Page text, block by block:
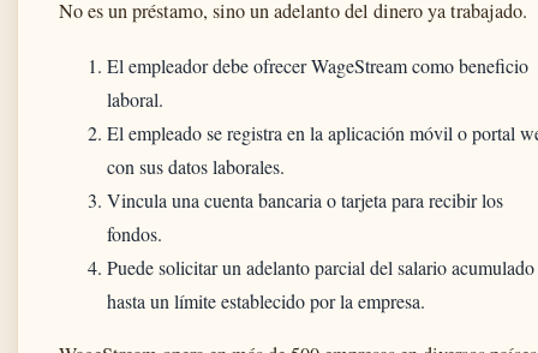
No es un préstamo, sino un adelanto del dinero ya trabajado.
El empleador debe ofrecer WageStream como beneficio
laboral.
El empleado se registra en la aplicación móvil o portal
con sus datos laborales.
Vincula una cuenta bancaria o tarjeta para recibir los
fondos.
Puede solicitar un adelanto parcial del salario acumulado
hasta un límite establecido por la empresa.